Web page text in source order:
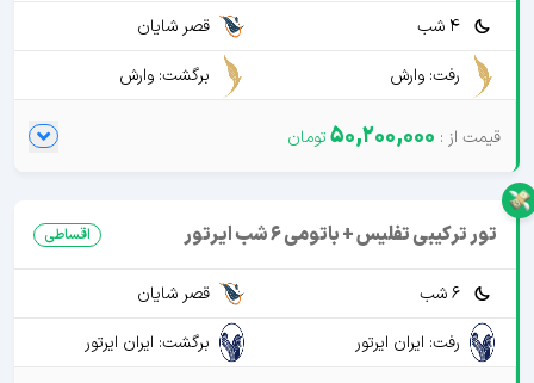
4 شب
قصر شایان
رفت: وارش
برگشت: وارش
50,200,000
تور ترکیبی تفلیس + باتومی 6 شب ایرتور اقساطی
6 شب
قصر شایان
رفت: ایران ایرتور
برگشت: ایران ایرتور